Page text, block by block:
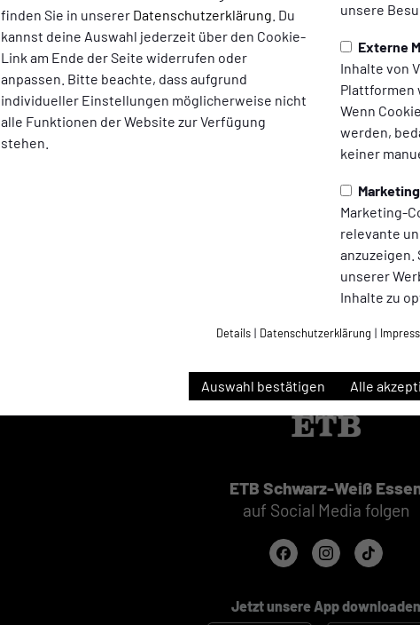
finden Sie in unserer Datenschutzerklärung . Du
kannst deine Auswahl jederzeit über den Cookie-
Link am Ende der Seite widerrufen oder
anpassen. Bitte beachte, dass aufgrund
individueller Einstellungen möglicherweise nicht
alle Funktionen der Website zur Verfügung
stehen.
unsere
Externe
Inhalte von
Plattformen
Wenn
werden,
keiner
Marketing
Marketing-
relevante
unserer
Inhalte zu
Details | Datenschutzerklärung |
Auswahl bestätigen Alle
Nr.*
ETB Schwarz-Weiß
auf Social Media folgen
Jetzt unsere App downloaden